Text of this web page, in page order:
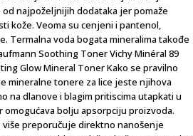
najpoželjnijih dodataka jer pomaže
kože. Veoma su cenjeni i pantenol,
Termalna voda bogata mineralima takođe
Soothing Toner Vichy Minéral 89
Glow Mineral Toner Kako se pravilno
mineralne tonere za lice jeste njihova
na dlanove i blagim pritiscima utapkati u
bolju apsorpciju proizvoda.
preporučuje direktno nanošenje